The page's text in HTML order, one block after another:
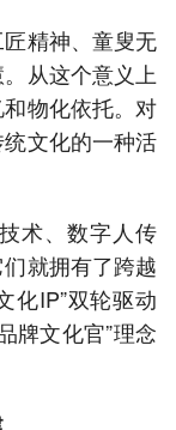
精神、童叟无
从这个意义上
物化依托。对
文化的一种活
术、数字人传
就拥有了跨越
IP”双轮驱动
牌文化官”理念